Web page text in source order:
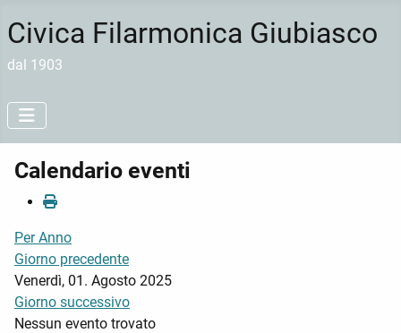
Civica Filarmonica Giubiasco
dal 1903
Calendario eventi
Per Anno
Giorno precedente
Venerdì, 01. Agosto 2025
Giorno successivo
Nessun evento trovato